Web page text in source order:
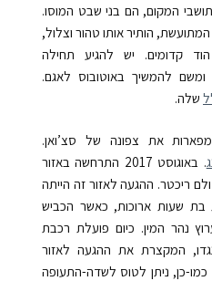
המקום, הם בני שבט המוסו.
המתועשת, הותיר אותו טהור וצלול,
קדומים. יש להגיע תחילה
להמשיך באוטובוס לאגם.
שלה.
את צפונה של סצ’ואן.
. באוגוסט 2017 התרחשה באזור
אדמה בעצמה של 7 בסולם ריכטר. ההגעה לאזור זה הייתה
בת שעות ארוכות, כאשר הכביש
נהר המין. כיום פועלת רכבת
המקצרת את ההגעה לאזור
כן, ניתן לטוס לשדה-התעופה